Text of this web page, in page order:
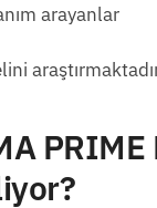
arayanlar
PRIME